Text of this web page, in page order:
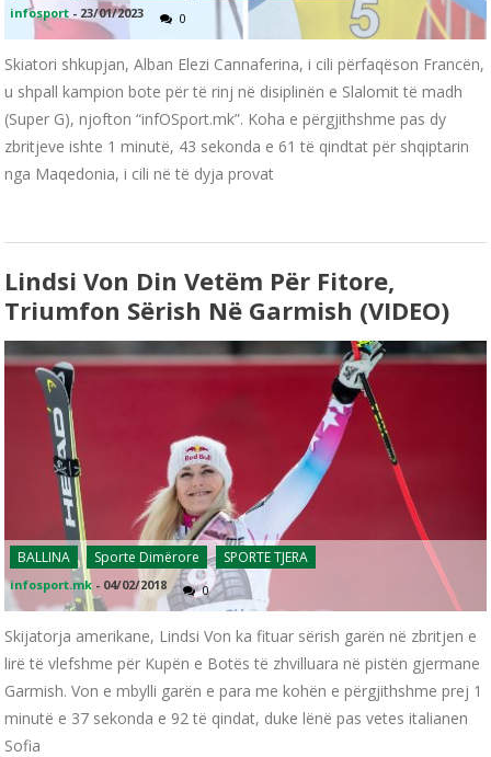
infosport - 23/01/2023 0
Skiatori shkupjan, Alban Elezi Cannaferina, i cili përfaqëson Francën,
u shpall kampion bote për të rinj në disiplinën e Slalomit të madh
(Super G), njofton “infOSport.mk”. Koha e përgjithshme pas dy
zbritjeve ishte 1 minutë, 43 sekonda e 61 të qindtat për shqiptarin
nga Maqedonia, i cili në të dyja provat
Lindsi Von Din Vetëm Për Fitore,
Triumfon Sërish Në Garmish (VIDEO)
BALLINA Sporte Dimërore SPORTE TJERA
infosport.mk - 04/02/2018 0
Skijatorja amerikane, Lindsi Von ka fituar sërish garën në zbritjen e
lirë të vlefshme për Kupën e Botës të zhvilluara në pistën gjermane
Garmish. Von e mbylli garën e para me kohën e përgjithshme prej 1
minutë e 37 sekonda e 92 të qindat, duke lënë pas vetes italianen
Sofia